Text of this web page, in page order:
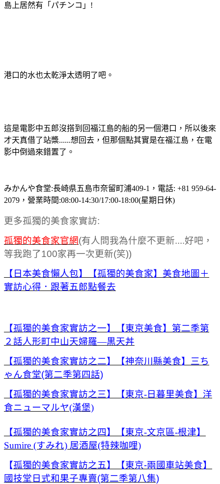
島上居然有「パチンコ」!
港口的水也太乾淨太透明了吧。
這是電影中五郎沒搭到回福江島的船的另一個港口，所以後來
才天真借了站槳......想回去，但那個點其實是在福江島，在電
影中倒過來錯置了。
みかんや食堂:長崎県五島市奈留町浦409-1，電話: +81 959-64-
2079，營業時間:08:00-14:30/17:00-18:00(星期日休)
更多孤獨的美食家實訪:
孤獨的美食家官網(有人問我為什麼不更新....好吧，
等我跑了100家再一次更新(笑))
【日本美食懶人包】【孤獨的美食家】美食地圖＋
實訪心得．跟著五郎點餐去
【孤獨的美食家實訪之一】【東京美食】第二季第
２話人形町中山天婦羅—黒天丼
【孤獨的美食家實訪之二】【神奈川縣美食】三ち
ゃん食堂(第二季第四話)
【孤獨的美食家實訪之三】【東京-日暮里美食】洋
食ニューマルヤ(漢堡)
【孤獨的美食家實訪之四】【東京-文京區-根津】
Sumire (すみれ) 居酒屋(特辣咖哩)
【孤獨的美食家實訪之五】【東京-兩國車站美食】
國技堂日式和果子專賣(第二季第八集)